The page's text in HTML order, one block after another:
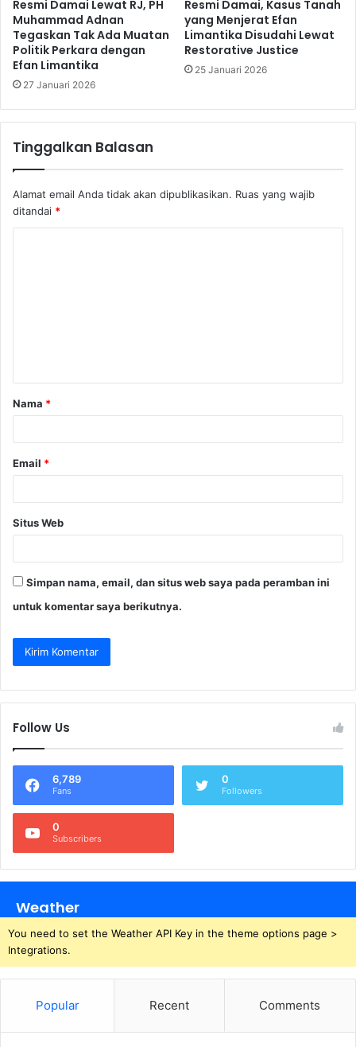
Resmi Damai Lewat RJ, PH
Muhammad Adnan
Tegaskan Tak Ada Muatan
Politik Perkara dengan
Efan Limantika
27 Januari 2026
Resmi Damai, Kasus Tanah
yang Menjerat Efan
Limantika Disudahi Lewat
Restorative Justice
25 Januari 2026
Tinggalkan Balasan
Alamat email Anda tidak akan dipublikasikan. Ruas yang wajib
ditandai *
a
r
Nama *
Email *
Situs Web
Simpan nama, email, dan situs web saya pada peramban ini
untuk komentar saya berikutnya.
Follow Us
6,789
Fans
0
Followers
0
Subscribers
Weather
You need to set the Weather API Key in the theme options page >
Integrations.
Popular Recent Comments